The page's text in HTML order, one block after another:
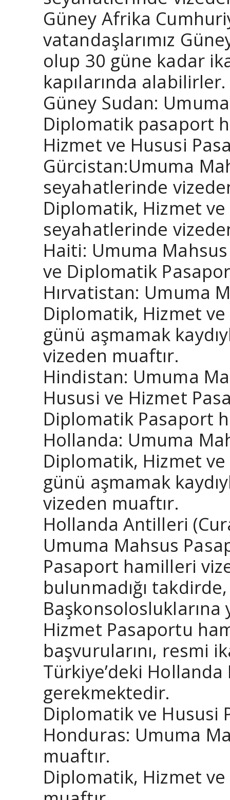
Güney Afrika
vatandaşlarımız
olup 30 güne kadar
kapılarında alabilirler.
Güney Sudan:
Diplomatik pasaport
Hizmet ve Hususi
Gürcistan:Umuma
seyahatlerinde
Diplomatik, Hizmet
seyahatlerinde
Haiti: Umuma
ve Diplomatik
Hırvatistan: Umuma
Diplomatik, Hizmet
günü aşmamak
vizeden muaftır.
Hindistan: Umuma
Hususi ve Hizmet
Diplomatik Pasaport
Hollanda: Umuma
Diplomatik, Hizmet
günü aşmamak
vizeden muaftır.
Hollanda Antilleri
Umuma Mahsus
Pasaport hamilleri
bulunmadığı
Hizmet Pasaportu
başvurularını, resmi
Türkiye’deki
gerekmektedir.
Diplomatik ve Hususi
Honduras: Umuma
muaftır.
Diplomatik, Hizmet